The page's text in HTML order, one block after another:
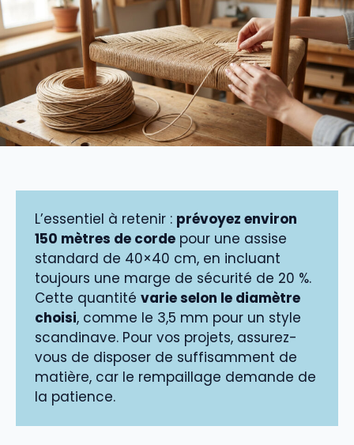
L’essentiel à retenir : prévoyez environ
150 mètres de corde pour une assise
standard de 40×40 cm, en incluant
toujours une marge de sécurité de 20 %.
Cette quantité varie selon le diamètre
choisi, comme le 3,5 mm pour un style
scandinave. Pour vos projets, assurez-
vous de disposer de suffisamment de
matière, car le rempaillage demande de
la patience.